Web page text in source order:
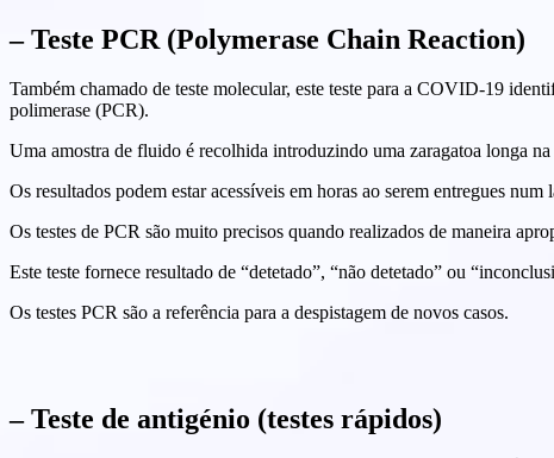
– Teste PCR (Polymerase Chain Reaction)
Também chamado de teste molecular, este teste para a COVID-19
polimerase (PCR).
Uma amostra de fluido é recolhida introduzindo uma zaragatoa longa
Os resultados podem estar acessíveis em horas ao serem entregues num
Os testes de PCR são muito precisos quando realizados de maneira
Este teste fornece resultado de “detetado”, “não detetado” ou
Os testes PCR são a referência para a despistagem de novos casos.
– Teste de antigénio (testes rápidos)